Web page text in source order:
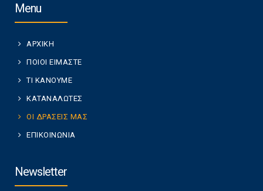
Menu
ΑΡΧΙΚΗ
ΠΟΙΟΙ ΕΙΜΑΣΤΕ
ΤΙ ΚΑΝΟΥΜΕ
ΚΑΤΑΝΑΛΩΤΕΣ
ΟΙ ΔΡΑΣΕΙΣ ΜΑΣ
ΕΠΙΚΟΙΝΩΝΙΑ
Newsletter